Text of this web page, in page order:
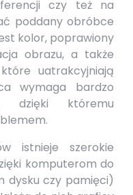
czy też na
poddany obróbce
kolor, poprawiony
obrazu, a także
uatrakcyjniają
wymaga bardzo
dzięki któremu
istnieje szerokie
komputerom do
czy pamięci)